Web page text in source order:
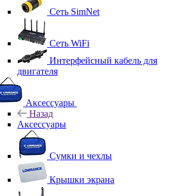
Сеть SimNet
Сеть WiFi
Интерфейсный кабель для
двигателя
Аксессуары
Назад
Аксессуары
Сумки и чехлы
Крышки экрана